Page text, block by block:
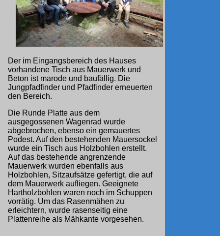
Der im Eingangsbereich des Hauses
vorhandene Tisch aus Mauerwerk und
Beton ist marode und baufällig. Die
Jungpfadfinder und Pfadfinder erneuerten
den Bereich.
Die Runde Platte aus dem
ausgegossenen Wagenrad wurde
abgebrochen, ebenso ein gemauertes
Podest. Auf den bestehenden Mauersockel
wurde ein Tisch aus Holzbohlen erstellt.
Auf das bestehende angrenzende
Mauerwerk wurden ebenfalls aus
Holzbohlen, Sitzaufsätze gefertigt, die auf
dem Mauerwerk aufliegen. Geeignete
Hartholzbohlen waren noch im Schuppen
vorrätig. Um das Rasenmähen zu
erleichtern, wurde rasenseitig eine
Plattenreihe als Mähkante vorgesehen.